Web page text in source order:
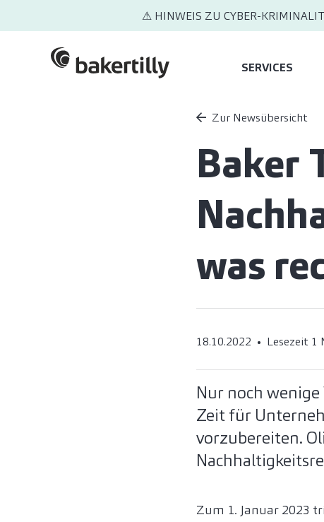
⚠ HINWEIS ZU CYBER-
SERVICES
Zur Newsübersicht
Baker
was
18.10.2022 Lesezeit 1
Nur noch
Zeit für
vorzubereiten.
Zum 1. Januar 2023